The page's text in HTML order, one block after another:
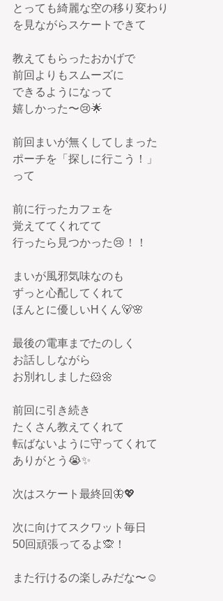
とっても綺麗な空の移り変わり
を見ながらスケートできて
教えてもらったおかげで
前回よりもスムーズに
できるようになって
嬉しかった〜😢🌟
前回まいが無くしてしまった
ポーチを「探しに行こう！」
って
前に行ったカフェを
覚えててくれてて
行ったら見つかった😢！！
まいが風邪気味なのも
ずっと心配してくれて
ほんとに優しいHくん🐻🌸
最後の電車までたのしく
お話ししながら
お別れしました🐹🌼
前回に引き続き
たくさん教えてくれて
転ばないように守ってくれて
ありがとう😭✨
次はスケート最終回🦋💖
次に向けてスクワット毎日
50回頑張ってるよ🙊！
また行けるの楽しみだな〜☺️